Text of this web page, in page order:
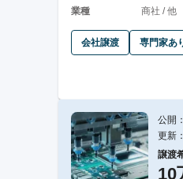
業種
商社 / 他
会社譲渡 専門家あ
公開
更新
譲渡
10